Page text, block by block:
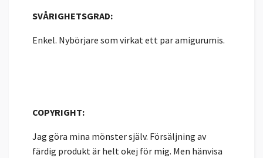
SVÅRIGHETSGRAD:
Enkel. Nybörjare som virkat ett par amigurumis.
COPYRIGHT:
Jag göra mina mönster själv. Försäljning av
färdig produkt är helt okej för mig. Men hänvisa